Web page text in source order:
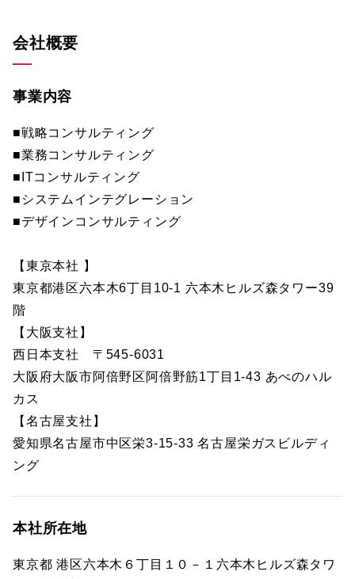
会社概要
事業内容
■戦略コンサルティング
■業務コンサルティング
■ITコンサルティング
■システムインテグレーション
■デザインコンサルティング
【東京本社 】
東京都港区六本木6丁目10-1 六本木ヒルズ森タワー39
階
【大阪支社】
西日本支社 〒545-6031
大阪府大阪市阿倍野区阿倍野筋1丁目1-43 あべのハル
カス
【名古屋支社】
愛知県名古屋市中区栄3-15-33 名古屋栄ガスビルディ
ング
本社所在地
東京都 港区六本木６丁目１０－１六本木ヒルズ森タワ